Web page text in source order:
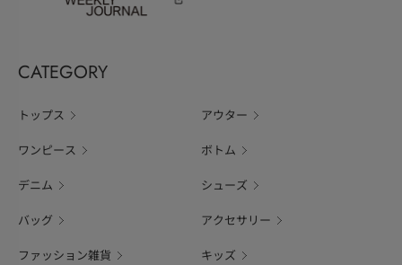
CATEGORY
トップス アウター
ワンピース ボトム
デニム シューズ
バッグ アクセサリー
ファッション雑貨 キッズ